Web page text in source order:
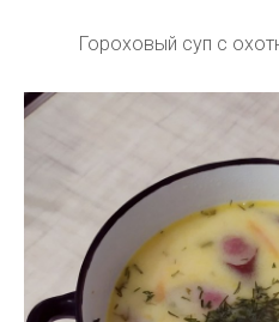
Гороховый суп с